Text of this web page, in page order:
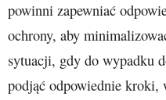
powinni zapewniać
ochrony, aby
sytuacji, gdy do wypadku
podjąć odpowiednie kroki,